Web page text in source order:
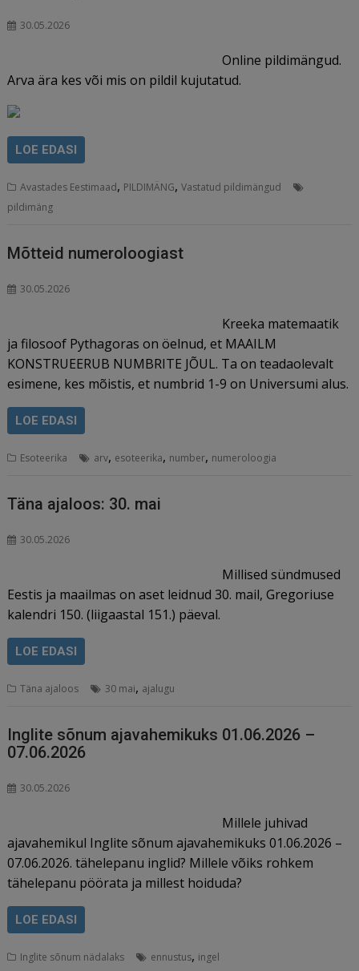
30.05.2026
Online pildimängud.
Arva ära kes või mis on pildil kujutatud.
LOE EDASI
Avastades Eestimaad, PILDIMÄNG,Vastatud pildimängud
pildimäng
Mõtteid numeroloogiast
30.05.2026
Kreeka matemaatik
ja filosoof Pythagoras on öelnud, et MAAILM
KONSTRUEERUB NUMBRITE JÕUL. Ta on teadaolevalt
esimene, kes mõistis, et numbrid 1-9 on Universumi alus.
LOE EDASI
Esoteerika arv, esoteerika, number, numeroloogia
Täna ajaloos: 30. mai
30.05.2026
Millised sündmused
Eestis ja maailmas on aset leidnud 30. mail, Gregoriuse
kalendri 150. (liigaastal 151.) päeval.
LOE EDASI
Täna ajaloos 30 mai, ajalugu
Inglite sõnum ajavahemikuks 01.06.2026 –
07.06.2026
30.05.2026
Millele juhivad
ajavahemikul Inglite sõnum ajavahemikuks 01.06.2026 –
07.06.2026. tähelepanu inglid? Millele võiks rohkem
tähelepanu pöörata ja millest hoiduda?
LOE EDASI
Inglite sõnum nädalaks ennustus, ingel